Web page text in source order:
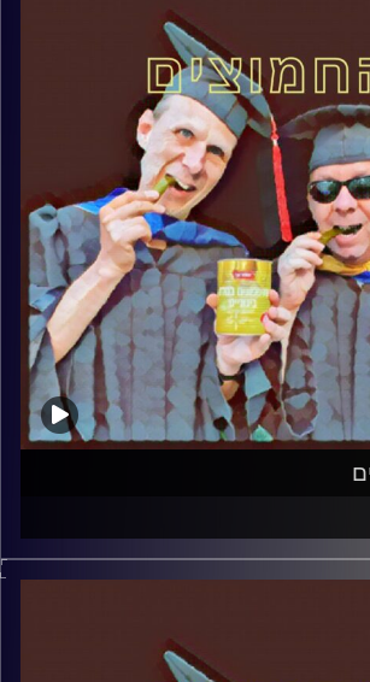
ספת הפסיכולוג, עם פרופסור בועז בן-
הירשברגר.